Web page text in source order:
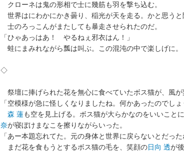
クローネは鬼の形相で士に幾筋も羽を撃ち込む。
世界はにわかにかき曇り、稲光が天を走る。かと思うと
士のろっこんがまたしても暴走させられたのだ。
「ひゃあっはあ！ やるねぇ邪衣はん！」
蛙にまみれながら瓢は叫ぶ。この混沌の中で楽しげに。
◇
祭壇に捧げられた花を無心に食べていたボス猫が、風が
「空模様が急に怪しくなりましたね。何かあったのでしょ
森 蓮も空を見上げる。ボス猫が大らかなのをいいこと
奈が寝ぼけまなこを擦りながらいった。
「あー本題忘れてた。元の身体と世界に戻らないとだっ
まだ花を食もうとするボス猫の毛を、笑顔の 日向 透が